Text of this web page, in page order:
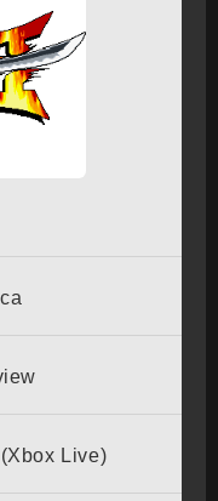
Live)